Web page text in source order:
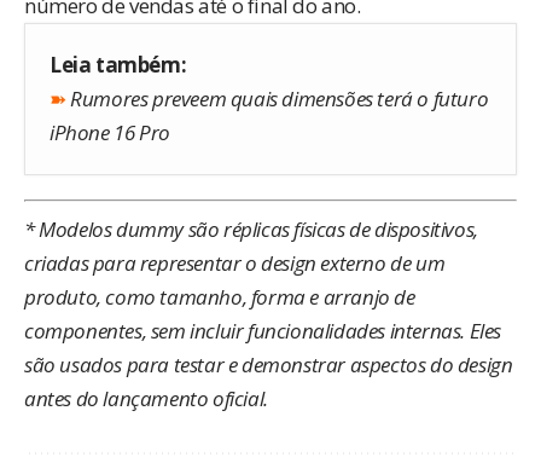
número de vendas até o final do ano.
Leia também:
➽Rumores preveem quais dimensões terá o futuro
iPhone 16 Pro
* Modelos dummy são réplicas físicas de dispositivos,
criadas para representar o design externo de um
produto, como tamanho, forma e arranjo de
componentes, sem incluir funcionalidades internas. Eles
são usados para testar e demonstrar aspectos do design
antes do lançamento oficial.